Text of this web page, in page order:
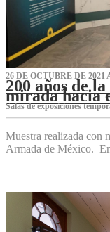
26 DE OCTUBRE DE 2021
200 años de
mirada hacia
Salas de exposiciones
Muestra realizada con
Armada de México.